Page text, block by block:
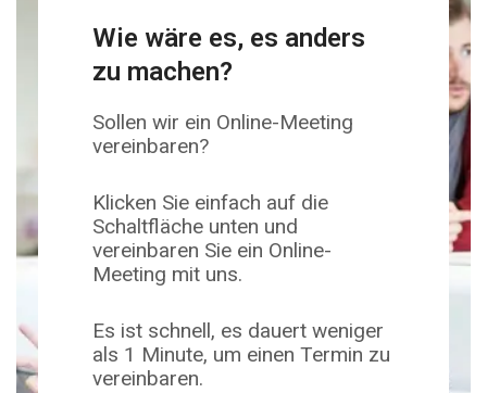
Wie wäre es, es anders
zu machen?
Sollen wir ein Online-Meeting
vereinbaren?
Klicken Sie einfach auf die
Schaltfläche unten und
vereinbaren Sie ein Online-
Meeting mit uns.
Es ist schnell, es dauert weniger
als 1 Minute, um einen Termin zu
vereinbaren.